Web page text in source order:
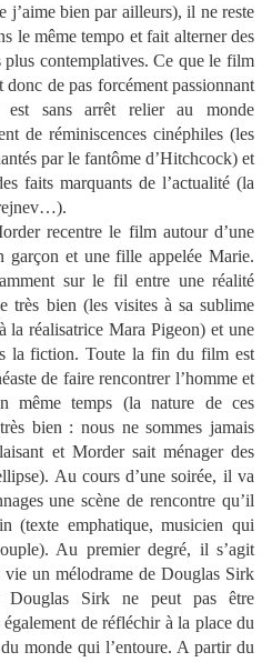
j’aime bien par ailleurs), il ne reste
le même tempo et fait alterner des
plus contemplatives. Ce que le film
de pas forcément passionnant
est sans arrêt relier au monde
de réminiscences cinéphiles (les
par le fantôme d’Hitchcock) et
faits marquants de l’actualité (la
recentre le film autour d’une
garçon et une fille appelée Marie.
sur le fil entre une réalité
très bien (les visites à sa sublime
la réalisatrice Mara Pigeon) et une
la fiction. Toute la fin du film est
de faire rencontrer l’homme et
même temps (la nature de ces
bien : nous ne sommes jamais
et Morder sait ménager des
Au cours d’une soirée, il va
une scène de rencontre qu’il
(texte emphatique, musicien qui
Au premier degré, il s’agit
un mélodrame de Douglas Sirk
Sirk ne peut pas être
de réfléchir à la place du
monde qui l’entoure. A partir du